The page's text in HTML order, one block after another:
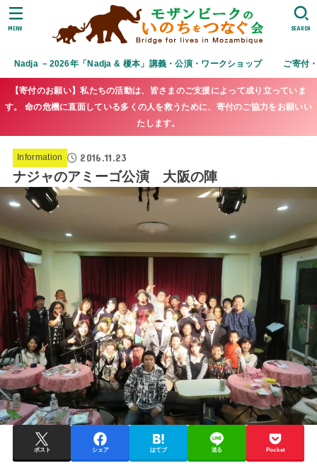
Nadja －2026年「Nadja & 榎本」講義・公演・ワークショップ ご寄付
SEARCH
MENU
【寄付のお願い】私たちの活動は、皆さまのご支援によって成り立っていま
す。 命の危機に直面している多くの人を救うために、寄付のご協力をお願いい
たします。
Information 2016.11.23
ナジャのアミーゴ公演 大阪の陣
ポスト シェア はてブ 送る Pocket